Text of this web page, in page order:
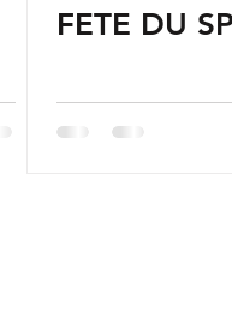
FETE DU